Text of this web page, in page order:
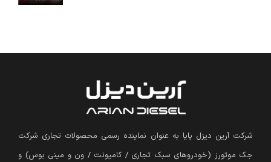
شرکت آرین دیزل پایا به عنوان نماینده رسمی محصولات تجاری شرکت
جک موتورز (خودروهای سبک تجاری / کامیونت / ون و مینی بوس) و